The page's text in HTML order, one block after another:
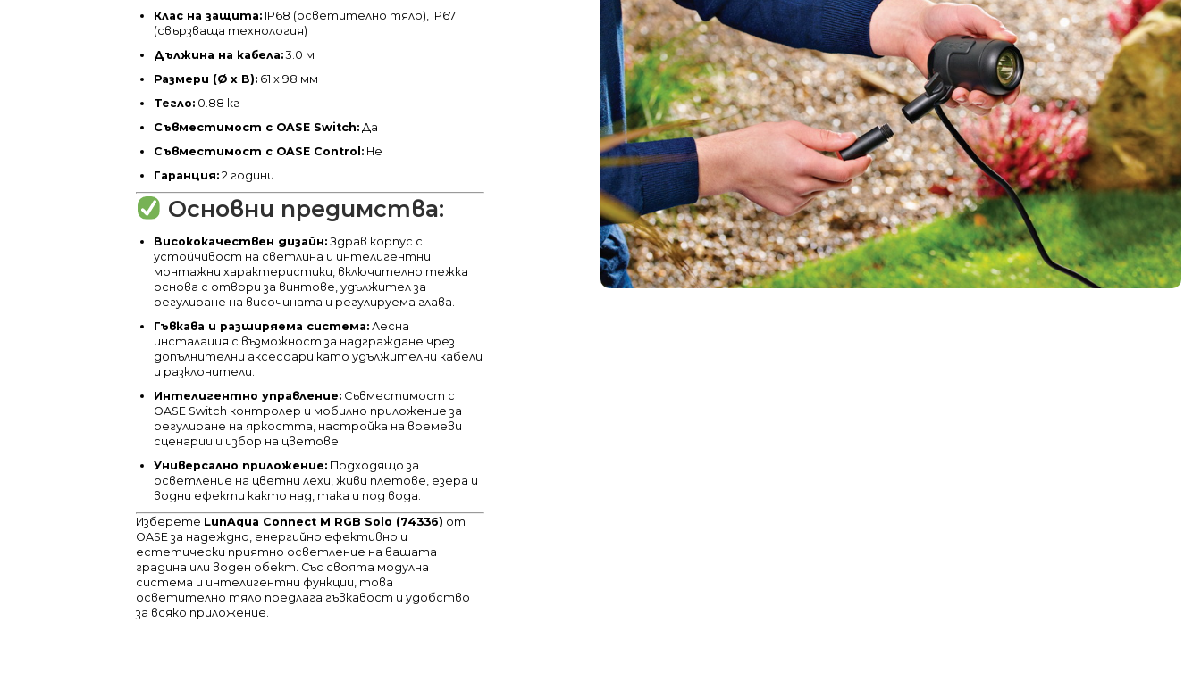
Клас на защита: IP68 (осветително тяло), IP67
(свързваща технология)
Дължина на кабела: 3.0 м
Размери (Ø x В): 61 x 98 мм
Тегло: 0.88 кг
Съвместимост с OASE Switch: Да
Съвместимост с OASE Control: Не
Гаранция: 2 години
Основни предимства:
Висококачествен дизайн: Здрав корпус с
устойчивост на светлина и интелигентни
монтажни характеристики, включително тежка
основа с отвори за винтове, удължител за
регулиране на височината и регулируема глава.
Гъвкава и разширяема система: Лесна
инсталация с възможност за надграждане чрез
допълнителни аксесоари като удължителни кабели
и разклонители.
Интелигентно управление: Съвместимост с
OASE Switch контролер и мобилно приложение за
регулиране на яркостта, настройка на времеви
сценарии и избор на цветове.
Универсално приложение: Подходящо за
осветление на цветни лехи, живи плетове, езера и
водни ефекти както над, така и под вода.
Изберете LunAqua Connect M RGB Solo (74336) от
OASE за надеждно, енергийно ефективно и
естетически приятно осветление на вашата
градина или воден обект. Със своята модулна
система и интелигентни функции, това
осветително тяло предлага гъвкавост и удобство
за всяко приложение.